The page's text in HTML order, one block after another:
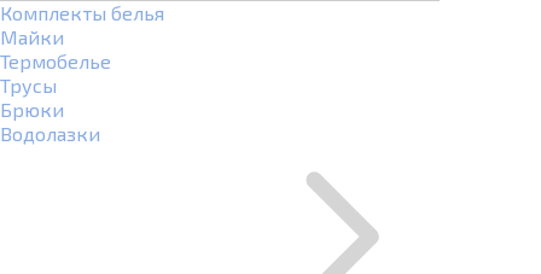
Комплекты белья
Майки
Термобелье
Трусы
Брюки
Водолазки